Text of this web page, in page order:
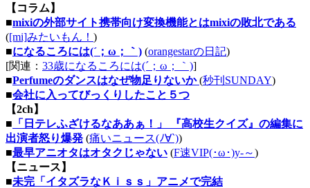
【コラム】
■mixiの外部サイト携帯向け変換機能とはmixiの敗北である
([mi]みたいもん！ )
■になるころには(´；ω；｀) (orangestarの日記)
[関連： 33歳になるころには(´；ω；｀)]
■Perfumeのダンスはなぜ物足りないか(秒刊SUNDAY)
■会社に入ってびっくりしたこと５つ
【2ch】
■ 「日テレふざけるなああぁ！」 『高校生クイズ』の編集に
出演者怒り爆発 (痛いニュース(ﾉ∀`))
■最早アニオタはオタクじゃない (F速VIP(･ω･)y-～)
【ニュース】
■未完「イタズラなＫｉｓｓ」アニメで完結